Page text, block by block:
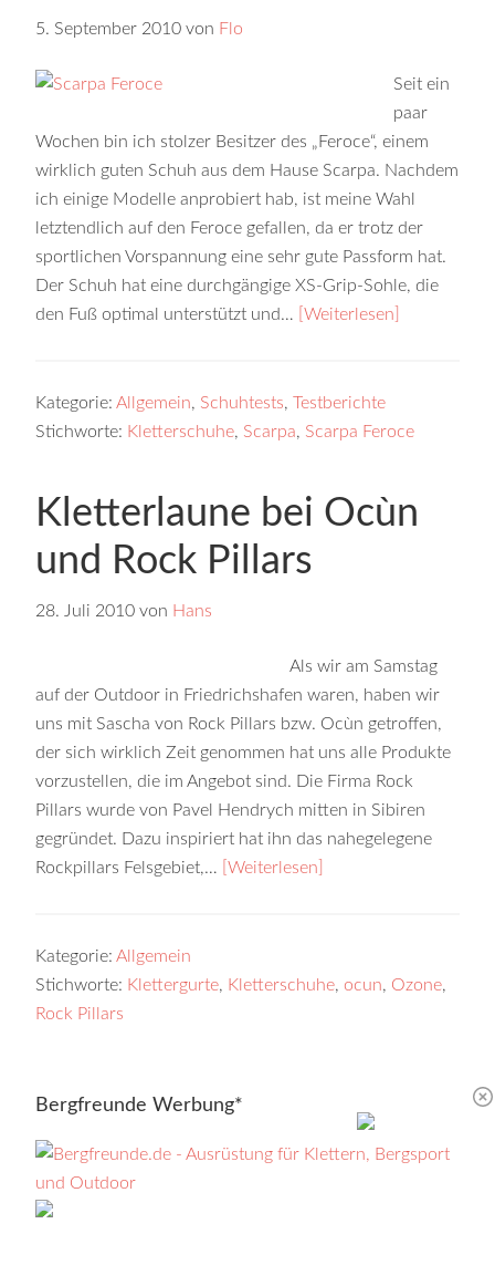
5. September 2010 von Flo
Seit ein
paar
Wochen bin ich stolzer Besitzer des „Feroce“, einem
wirklich guten Schuh aus dem Hause Scarpa. Nachdem
ich einige Modelle anprobiert hab, ist meine Wahl
letztendlich auf den Feroce gefallen, da er trotz der
sportlichen Vorspannung eine sehr gute Passform hat.
Der Schuh hat eine durchgängige XS-Grip-Sohle, die
den Fuß optimal unterstützt und…
[Weiterlesen]
Kategorie:Allgemein, Schuhtests,Testberichte
Stichworte: Kletterschuhe, Scarpa, Scarpa Feroce
Kletterlaune bei Ocùn
und Rock Pillars
28. Juli 2010 von Hans
Als wir am Samstag
auf der Outdoor in Friedrichshafen waren, haben wir
uns mit Sascha von Rock Pillars bzw. Ocùn getroffen,
der sich wirklich Zeit genommen hat uns alle Produkte
vorzustellen, die im Angebot sind. Die Firma Rock
Pillars wurde von Pavel Hendrych mitten in Sibiren
gegründet. Dazu inspiriert hat ihn das nahegelegene
Rockpillars Felsgebiet,…
[Weiterlesen]
Kategorie:Allgemein
Stichworte: Klettergurte, Kletterschuhe, ocun, Ozone,
Rock Pillars
Bergfreunde Werbung*